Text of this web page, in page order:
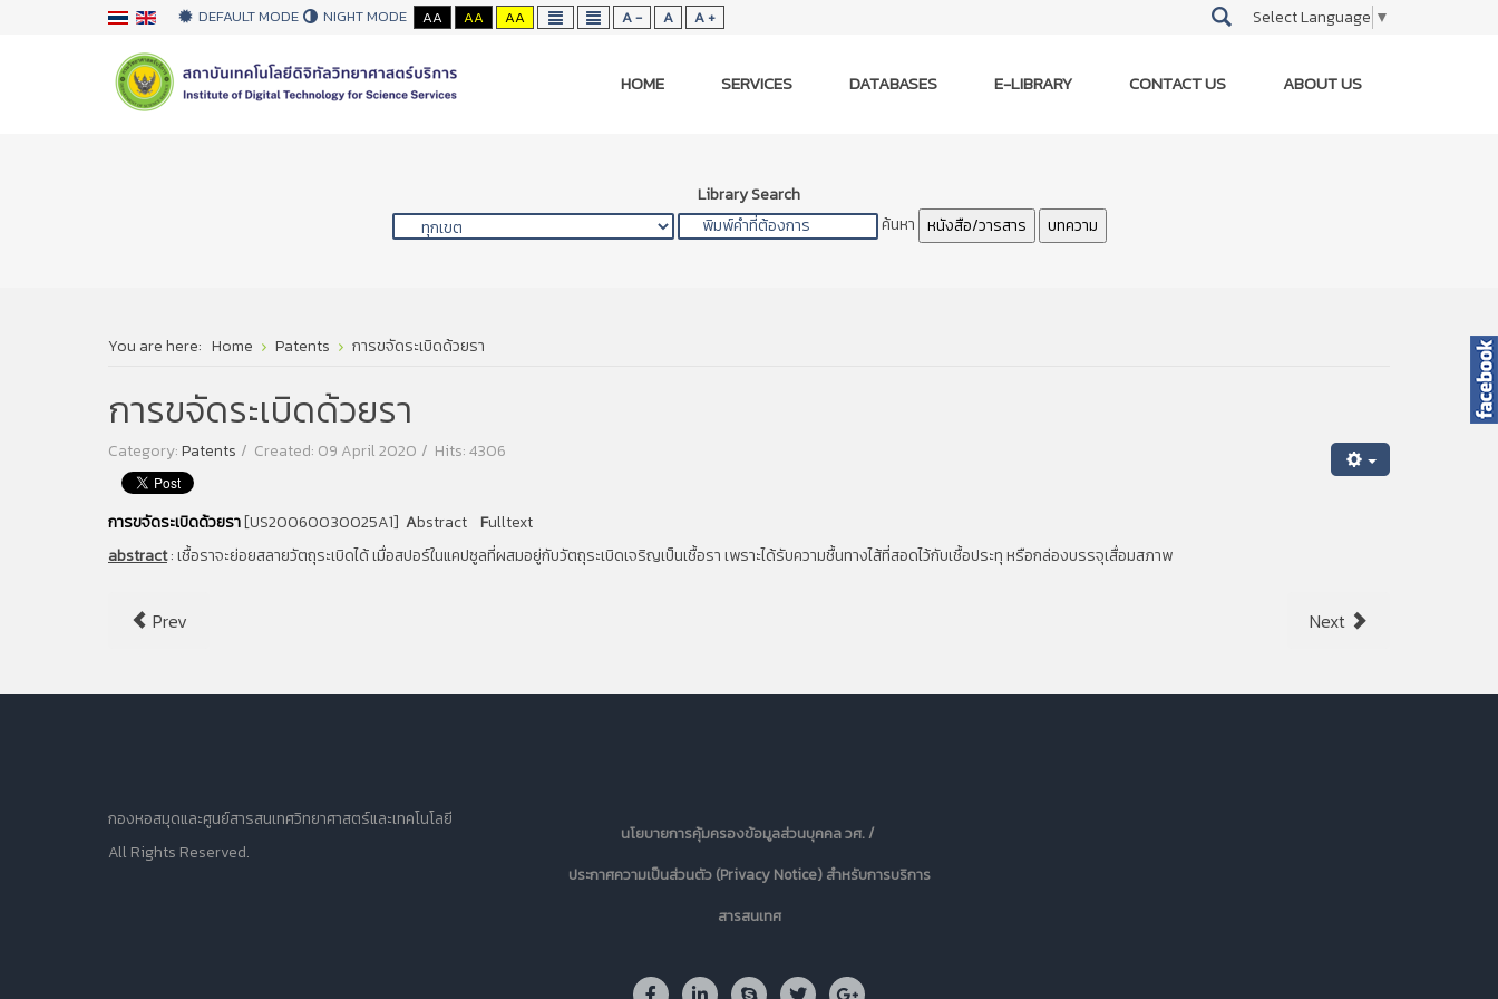
DEFAULT MODE NIGHT MODE AA AA AA A - A A + Select Language ▼
HOME SERVICES DATABASES E-LIBRARY CONTACT US ABOUT US
Library Search
ค้นหา หนังสือ/วารสาร บทความ
You are here: Home Patents การขจัดระเบิดด้วยรา
การขจัดระเบิดด้วยรา
Category:Patents Created: 09 April 2020 Hits: 4306
การขจัดระเบิดด้วยรา[US20060030025A1] Abstract Fulltext
abstract:เชื้อราจะย่อยสลายวัตถุระเบิดได้ เมื่อสปอร์ในแคปซูลที่ผสมอยู่กับวัตถุระเบิดเจริญเป็นเชื้อรา เพราะได้รับความชื้นทางไส้ที่สอดไว้กับเชื้อประทุ หรือกล่องบรรจุเสื่อมสภาพ
Prev Next
กองหอสมุดและศูนย์สารสนเทศวิทยาศาสตร์และเทคโนโลยี
All Rights Reserved.
นโยบายการคุ้มครองข้อมูลส่วนบุคคล วศ. /
ประกาศความเป็นส่วนตัว (Privacy Notice) สำหรับการบริการ
สารสนเทศ